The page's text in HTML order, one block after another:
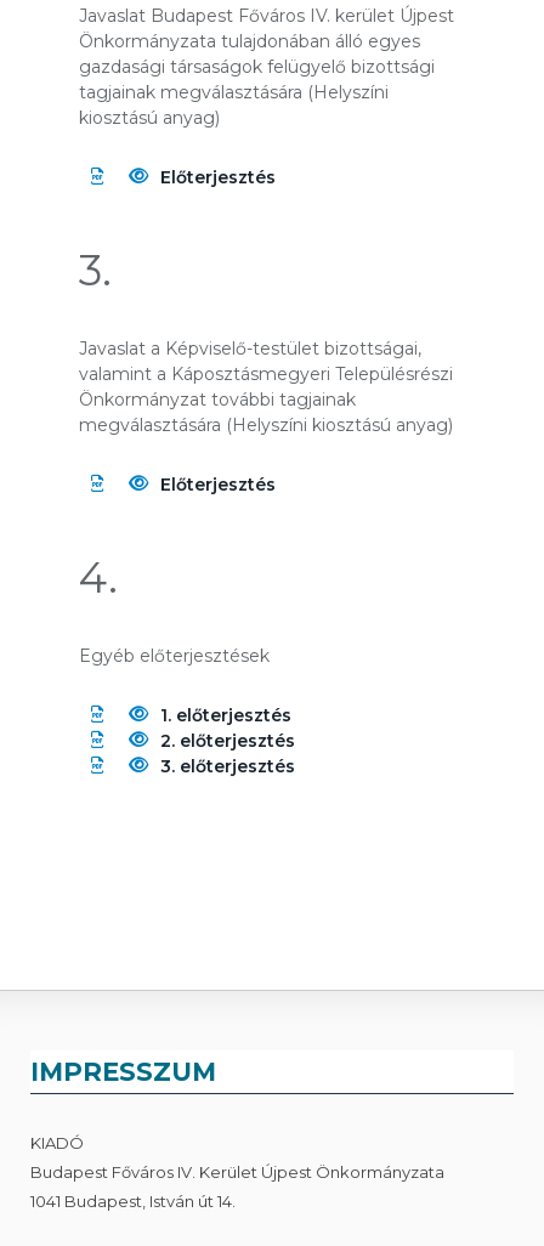
Javaslat Budapest Főváros IV. kerület Újpest
Önkormányzata tulajdonában álló egyes
gazdasági társaságok felügyelő bizottsági
tagjainak megválasztására (Helyszíni
kiosztású anyag)
Előterjesztés
3.
Javaslat a Képviselő-testület bizottságai,
valamint a Káposztásmegyeri Településrészi
Önkormányzat további tagjainak
megválasztására (Helyszíni kiosztású anyag)
Előterjesztés
4.
Egyéb előterjesztések
1. előterjesztés
2. előterjesztés
3. előterjesztés
IMPRESSZUM
KIADÓ
Budapest Főváros IV. Kerület Újpest Önkormányzata
1041 Budapest, István út 14.